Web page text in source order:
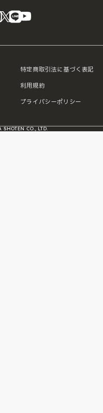
instagram
X LINE
特定商取引法に基づく表記
利用規約
プライバシーポリシー
CO., LTD.